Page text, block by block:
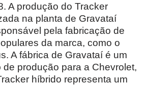
A produção do Tracker
na planta de Gravataí
pela fabricação de
da marca, como o
A fábrica de Gravataí é um
de produção para a Chevrolet,
híbrido representa um